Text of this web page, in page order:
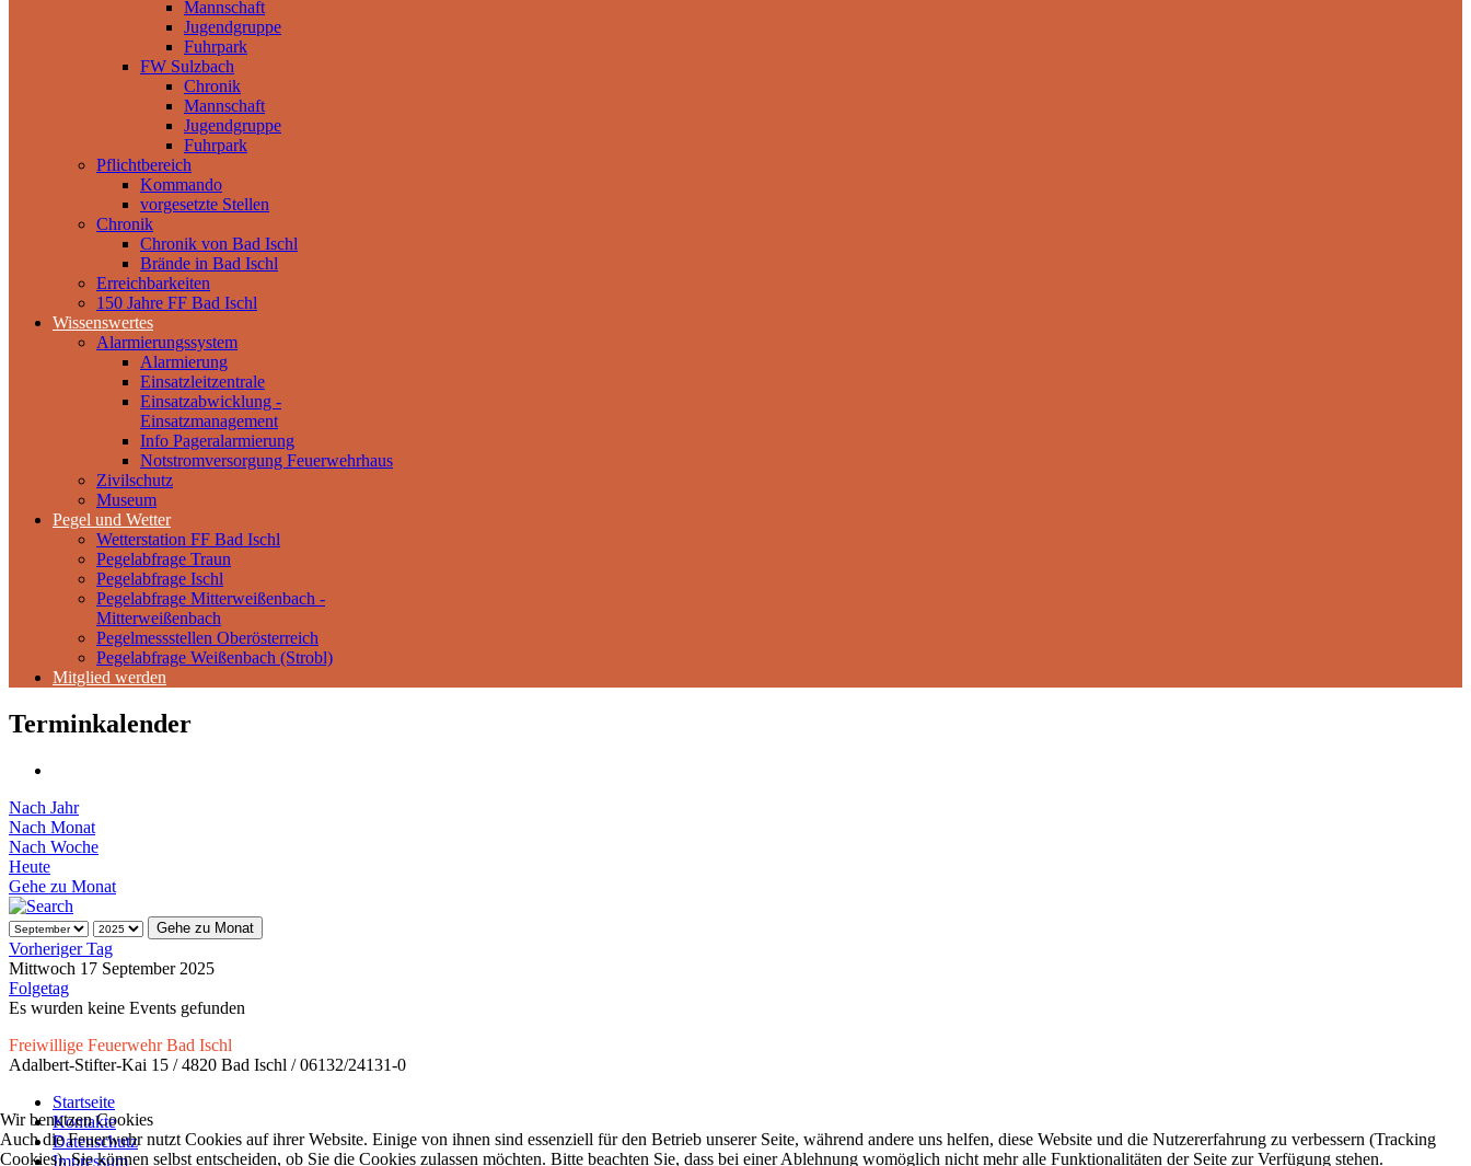
Mannschaft
Jugendgruppe
Fuhrpark
FW Sulzbach
Chronik
Mannschaft
Jugendgruppe
Fuhrpark
Pflichtbereich
Kommando
vorgesetzte Stellen
Chronik
Chronik von Bad Ischl
Brände in Bad Ischl
Erreichbarkeiten
150 Jahre FF Bad Ischl
Wissenswertes
Alarmierungssystem
Alarmierung
Einsatzleitzentrale
Einsatzabwicklung -
Einsatzmanagement
Info Pageralarmierung
Notstromversorgung Feuerwehrhaus
Zivilschutz
Museum
Pegel und Wetter
Wetterstation FF Bad Ischl
Pegelabfrage Traun
Pegelabfrage Ischl
Pegelabfrage Mitterweißenbach -
Mitterweißenbach
Pegelmessstellen Oberösterreich
Pegelabfrage Weißenbach (Strobl)
Mitglied werden
Terminkalender
Nach Jahr
Nach Monat
Nach Woche
Heute
Gehe zu Monat
Gehe zu Monat
Vorheriger Tag
Mittwoch 17 September 2025
Folgetag
Es wurden keine Events gefunden
Freiwillige Feuerwehr Bad Ischl
Adalbert-Stifter-Kai 15 / 4820 Bad Ischl / 06132/24131-0
Startseite
Kontakte
Datenschutz
Impressum
Wir benutzen Cookies
Auch die Feuerwehr nutzt Cookies auf ihrer Website. Einige von ihnen sind essenziell für den Betrieb unserer Seite, während andere uns helfen, diese Website und die Nutzererfahrung zu verbessern (Tracking
Cookies). Sie können selbst entscheiden, ob Sie die Cookies zulassen möchten. Bitte beachten Sie, dass bei einer Ablehnung womöglich nicht mehr alle Funktionalitäten der Seite zur Verfügung stehen.